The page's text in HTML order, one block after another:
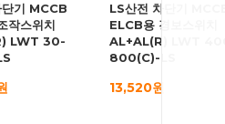
기 MCCB
작스위치
LWT 30-
LS산전 차단기
ELCB용 경보스위치
AL+AL(R) LWT
800(C)-LS
13,520원